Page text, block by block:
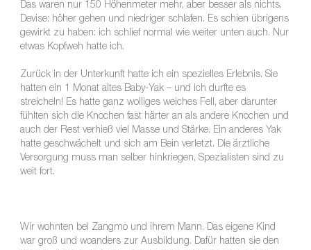
Das waren nur 150 Höhenmeter mehr, aber besser als nichts.
Devise: höher gehen und niedriger schlafen. Es schien übrigens
gewirkt zu haben: ich schlief normal wie weiter unten auch. Nur
etwas Kopfweh hatte ich.
Zurück in der Unterkunft hatte ich ein spezielles Erlebnis. Sie
hatten ein 1 Monat altes Baby-Yak – und ich durfte es
streicheln! Es hatte ganz wolliges weiches Fell, aber darunter
fühlten sich die Knochen fast härter an als andere Knochen und
auch der Rest verhieß viel Masse und Stärke. Ein anderes Yak
hatte geschwächelt und sich am Bein verletzt. Die ärztliche
Versorgung muss man selber hinkriegen, Spezialisten sind zu
weit fort.
Wir wohnten bei Zangmo und ihrem Mann. Das eigene Kind
war groß und woanders zur Ausbildung. Dafür hatten sie den